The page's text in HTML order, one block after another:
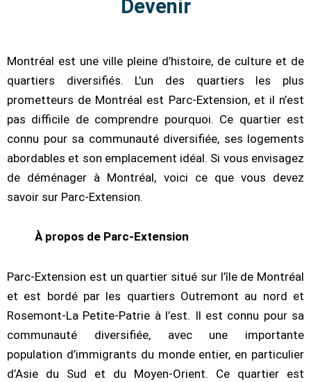
Devenir
Montréal est une ville pleine d’histoire, de culture et de
quartiers diversifiés. L’un des quartiers les plus
prometteurs de Montréal est Parc-Extension, et il n’est
pas difficile de comprendre pourquoi. Ce quartier est
connu pour sa communauté diversifiée, ses logements
abordables et son emplacement idéal. Si vous envisagez
de déménager à Montréal, voici ce que vous devez
savoir sur Parc-Extension.
À propos de Parc-Extension
Parc-Extension est un quartier situé sur l’île de Montréal
et est bordé par les quartiers Outremont au nord et
Rosemont-La Petite-Patrie à l’est. Il est connu pour sa
communauté diversifiée, avec une importante
population d’immigrants du monde entier, en particulier
d’Asie du Sud et du Moyen-Orient. Ce quartier est